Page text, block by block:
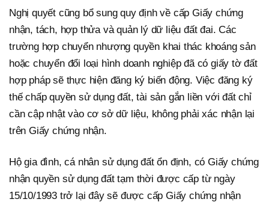
Nghị quyết cũng bổ sung quy định về cấp Giấy chứng
nhận, tách, hợp thửa và quản lý dữ liệu đất đai. Các
trường hợp chuyển nhượng quyền khai thác khoáng sản
hoặc chuyển đổi loại hình doanh nghiệp đã có giấy tờ đất
hợp pháp sẽ thực hiện đăng ký biến động. Việc đăng ký
thế chấp quyền sử dụng đất, tài sản gắn liền với đất chỉ
cần cập nhật vào cơ sở dữ liệu, không phải xác nhận lại
trên Giấy chứng nhận.
Hộ gia đình, cá nhân sử dụng đất ổn định, có Giấy chứng
nhận quyền sử dụng đất tạm thời được cấp từ ngày
15/10/1993 trở lại đây sẽ được cấp Giấy chứng nhận